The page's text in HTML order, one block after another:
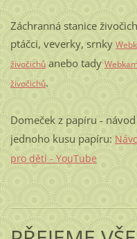
Záchranná stanice
ptáčci, veverky, srnky
živočichůanebo tady
živočichů.
Domeček z papíru -
jednoho kusu papíru:
pro děti - YouTube